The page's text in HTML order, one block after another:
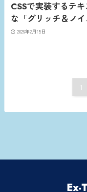
CSSで実装するテ
な「グリッチ＆ノ
2026年2月15日
1
Ex-